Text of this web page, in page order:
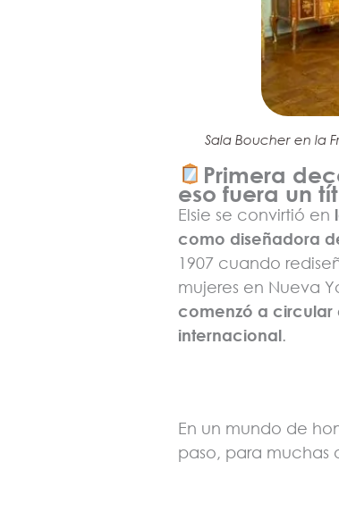
Sala Boucher en la
Primera
eso fuera un
Elsie se convirtió en
como diseñadora
1907 cuando
mujeres en Nueva
comenzó a circular
internacional.
En un mundo de
paso, para muchas